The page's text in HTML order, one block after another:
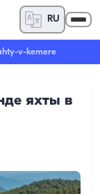
RU
v-kemere
яхты в